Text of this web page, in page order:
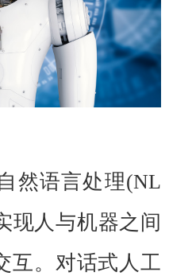
然语言处理(NL
现人与机器之间
互。对话式人工